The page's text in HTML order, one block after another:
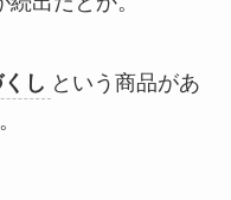
し という商品があ